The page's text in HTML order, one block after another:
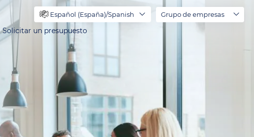
Solicitar un presupuesto
Español (España)/Spanish Grupo de empresas